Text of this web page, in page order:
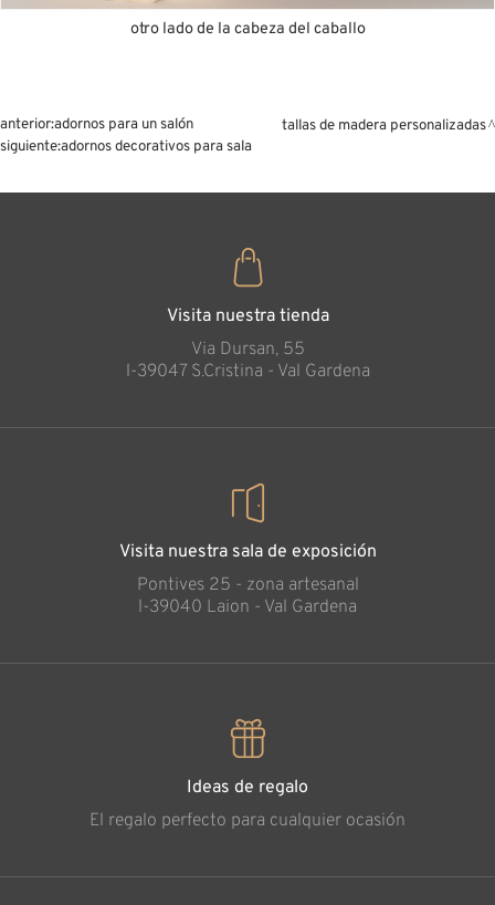
otro lado de la cabeza del caballo
anterior:adornos para un salón
siguiente:adornos decorativos para sala
tallas de madera personalizadas
Visita nuestra tienda
Via Dursan, 55
l-39047 S.Cristina - Val Gardena
Visita nuestra sala de exposición
Pontives 25 - zona artesanal
l-39040 Laion - Val Gardena
Ideas de regalo
El regalo perfecto para cualquier ocasión